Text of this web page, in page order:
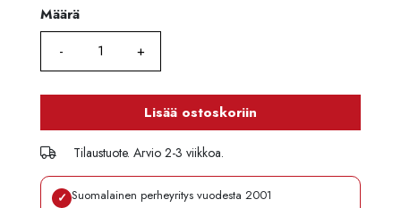
Määrä
Määrä
Lisää ostoskoriin
Tilaustuote. Arvio 2-3 viikkoa.
✓ Suomalainen perheyritys vuodesta 2001